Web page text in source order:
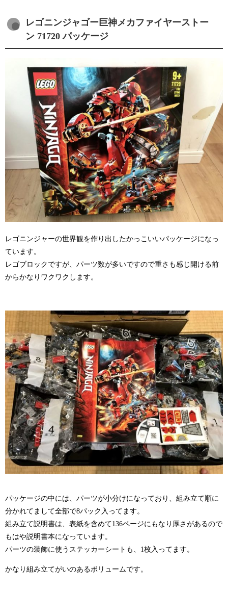
レゴニンジャゴー巨神メカファイヤーストー
ン 71720 パッケージ
レゴニンジャーの世界観を作り出したかっこいいパッケージになっ
ています。
レゴブロックですが、パーツ数が多いですので重さも感じ開ける前
からかなりワクワクします。
パッケージの中には、パーツが小分けになっており、組み立て順に
分かれてまして全部で8パック入ってます。
組み立て説明書は、表紙を含めて136ページにもなり厚さがあるので
もはや説明書本になっています。
パーツの装飾に使うステッカーシートも、1枚入ってます。
かなり組み立てがいのあるボリュームです。